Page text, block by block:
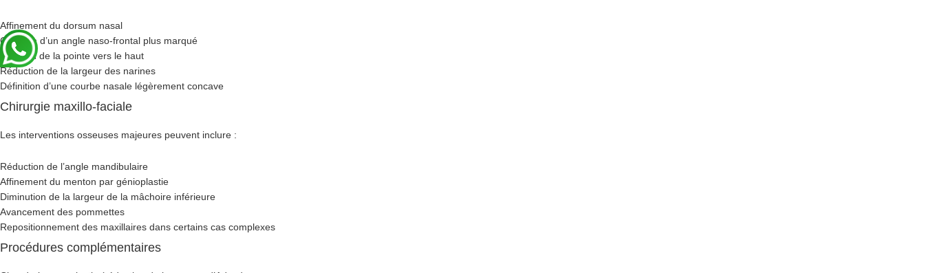
Affinement du dorsum nasal
Création d’un angle naso-frontal plus marqué
Rotation de la pointe vers le haut
Réduction de la largeur des narines
Définition d’une courbe nasale légèrement concave
Chirurgie maxillo-faciale
Les interventions osseuses majeures peuvent inclure :
Réduction de l’angle mandibulaire
Affinement du menton par génioplastie
Diminution de la largeur de la mâchoire inférieure
Avancement des pommettes
Repositionnement des maxillaires dans certains cas complexes
Procédures complémentaires